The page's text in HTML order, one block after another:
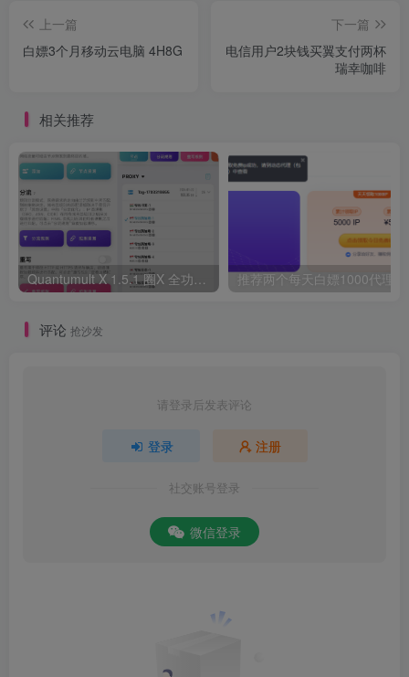
上一篇
白嫖3个月移动云电脑 4H8G
下一篇
电信用户2块钱买翼支付两杯
瑞幸咖啡
相关推荐
Quantumult X 1.5.1 圈X 全功能解锁版 推荐两个每天白嫖1000代理IP
评论 抢沙发
请登录后发表评论
登录 注册
社交账号登录
微信登录